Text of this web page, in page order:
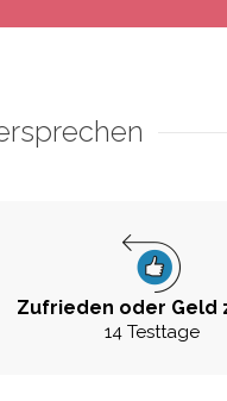
Zufrieden oder Geld
14 Testtage